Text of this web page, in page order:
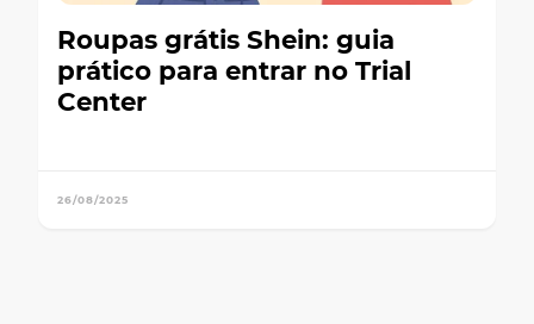
Roupas grátis Shein: guia
prático para entrar no Trial
Center
26/08/2025